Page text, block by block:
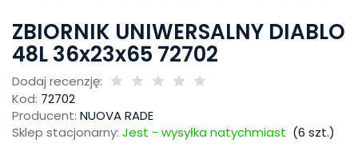
ZBIORNIK UNIWERSALNY DIABLO
48L 36x23x65 72702
Dodaj recenzję:
Kod: 72702
Producent: NUOVA RADE
Sklep stacjonarny: Jest - wysyłka natychmiast (6 szt.)